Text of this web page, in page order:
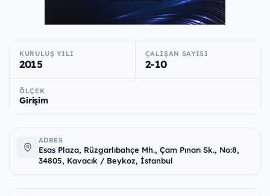
KURULUŞ YILI
2015
ÇALIŞAN SAYISI
2-10
ÖLÇEK
Girişim
ADRES
Esas Plaza, Rüzgarlıbahçe Mh., Çam Pınarı Sk., No:8,
34805, Kavacık / Beykoz, İstanbul